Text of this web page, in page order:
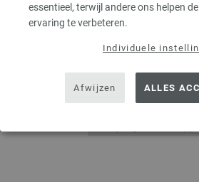
essentieel, terwijl andere ons helpen
ervaring te verbeteren.
Individuele
Afwijzen ALLES
IN MIJN